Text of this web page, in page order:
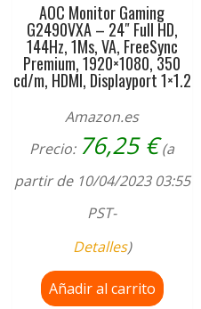
AOC Monitor Gaming
G2490VXA – 24″ Full HD,
144Hz, 1Ms, VA, FreeSync
Premium, 1920×1080, 350
cd/m, HDMI, Displayport 1×1.2
Amazon.es
Precio: 76,25€ (a
partir de 10/04/2023 03:55
PST-
Detalles)
Añadir al carrito